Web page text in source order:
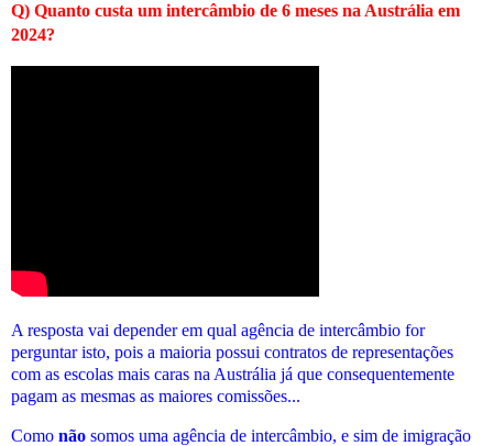
Q) Quanto custa um intercâmbio de 6 meses na Austrália em
2024?
A resposta vai depender em qual agência de intercâmbio for
perguntar isto, pois a maioria possui contratos de representações
com as escolas mais caras na Austrália já que consequentemente
pagam as mesmas as maiores comissões...
Como não somos uma agência de intercâmbio, e sim de imigração